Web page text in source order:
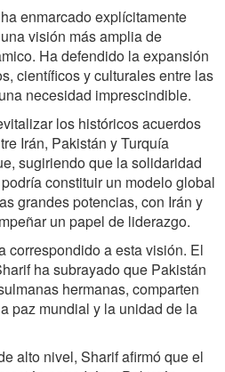
enmarcado explícitamente
visión más amplia de
Ha defendido la expansión
científicos y culturales entre las
necesidad imprescindible.
los históricos acuerdos
Irán, Pakistán y Turquía
sugiriendo que la solidaridad
constituir un modelo global
grandes potencias, con Irán y
un papel de liderazgo.
correspondido a esta visión. El
ha subrayado que Pakistán
hermanas, comparten
paz mundial y la unidad de la
alto nivel, Sharif afirmó que el